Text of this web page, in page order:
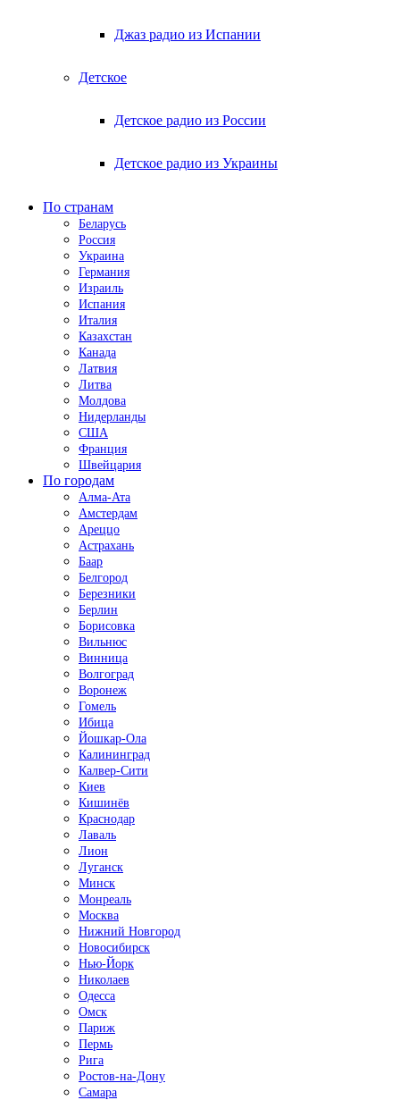
Джаз радио из Испании
Детское
Детское радио из России
Детское радио из Украины
По странам
Беларусь
Россия
Украина
Германия
Израиль
Испания
Италия
Казахстан
Канада
Латвия
Литва
Молдова
Нидерланды
США
Франция
Швейцария
По городам
Алма-Ата
Амстердам
Ареццо
Астрахань
Баар
Белгород
Березники
Берлин
Борисовка
Вильнюс
Винница
Волгоград
Воронеж
Гомель
Ибица
Йошкар-Ола
Калининград
Калвер-Сити
Киев
Кишинёв
Краснодар
Лаваль
Лион
Луганск
Минск
Монреаль
Москва
Нижний Новгород
Новосибирск
Нью-Йорк
Николаев
Одесса
Омск
Париж
Пермь
Рига
Ростов-на-Дону
Самара